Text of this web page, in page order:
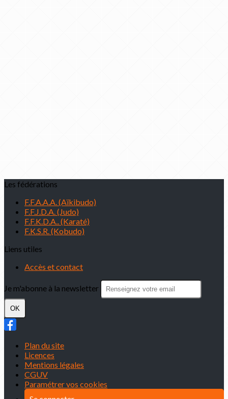
Les fédérations
F.F.A.A.A. (Aïkibudo)
F.F.J.D.A. (Judo)
F.F.K.D.A.. (Karaté)
F.K.S.R. (Kobudo)
Liens utiles
Accès et contact
Je m'abonne à la newsletter
OK
Plan du site
Licences
Mentions légales
CGUV
Paramétrer vos cookies